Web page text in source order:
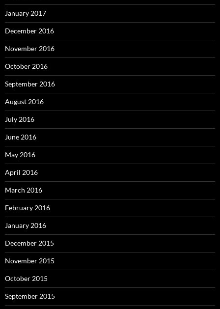
January 2017
December 2016
November 2016
October 2016
September 2016
August 2016
July 2016
June 2016
May 2016
April 2016
March 2016
February 2016
January 2016
December 2015
November 2015
October 2015
September 2015